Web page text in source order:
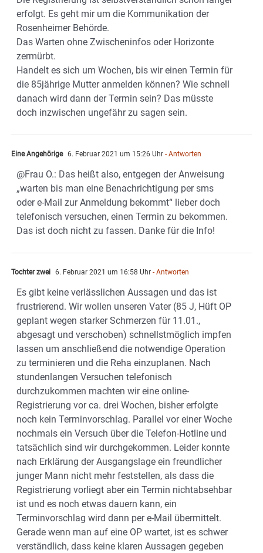
erfolgt. Es geht mir um die Kommunikation der
Rosenheimer Behörde.
Das Warten ohne Zwischeninfos oder Horizonte
zermürbt.
Handelt es sich um Wochen, bis wir einen Termin für
die 85jährige Mutter anmelden können? Wie schnell
danach wird dann der Termin sein? Das müsste
doch inzwischen ungefähr zu sagen sein.
Eine Angehörige 6. Februar 2021 um 15:26 Uhr - Antworten
@Frau O.: Das heißt also, entgegen der Anweisung
„warten bis man eine Benachrichtigung per sms
oder e-Mail zur Anmeldung bekommt“ lieber doch
telefonisch versuchen, einen Termin zu bekommen.
Das ist doch nicht zu fassen. Danke für die Info!
Tochter zwei 6. Februar 2021 um 16:58 Uhr - Antworten
Es gibt keine verlässlichen Aussagen und das ist
frustrierend. Wir wollen unseren Vater (85 J, Hüft OP
geplant wegen starker Schmerzen für 11.01.,
abgesagt und verschoben) schnellstmöglich impfen
lassen um anschließend die notwendige Operation
zu terminieren und die Reha einzuplanen. Nach
stundenlangen Versuchen telefonisch
durchzukommen machten wir eine online-
Registrierung vor ca. drei Wochen, bisher erfolgte
noch kein Terminvorschlag. Parallel vor einer Woche
nochmals ein Versuch über die Telefon-Hotline und
tatsächlich sind wir durchgekommen. Leider konnte
nach Erklärung der Ausgangslage ein freundlicher
junger Mann nicht mehr feststellen, als dass die
Registrierung vorliegt aber ein Termin nichtabsehbar
ist und es noch etwas dauern kann, ein
Terminvorschlag wird dann per e-Mail übermittelt.
Gerade wenn man auf eine OP wartet, ist es schwer
verständlich, dass keine klaren Aussagen gegeben